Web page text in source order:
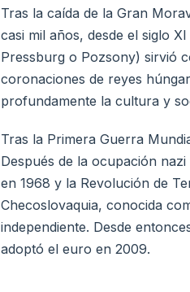
Tras la caída de la Gran
casi mil años, desde el siglo
Pressburg o Pozsony) sirvió
coronaciones de reyes
profundamente la cultura y
Tras la Primera Guerra
Después de la ocupación
en 1968 y la Revolución de
Checoslovaquia, conocida
independiente. Desde
adoptó el euro en 2009.